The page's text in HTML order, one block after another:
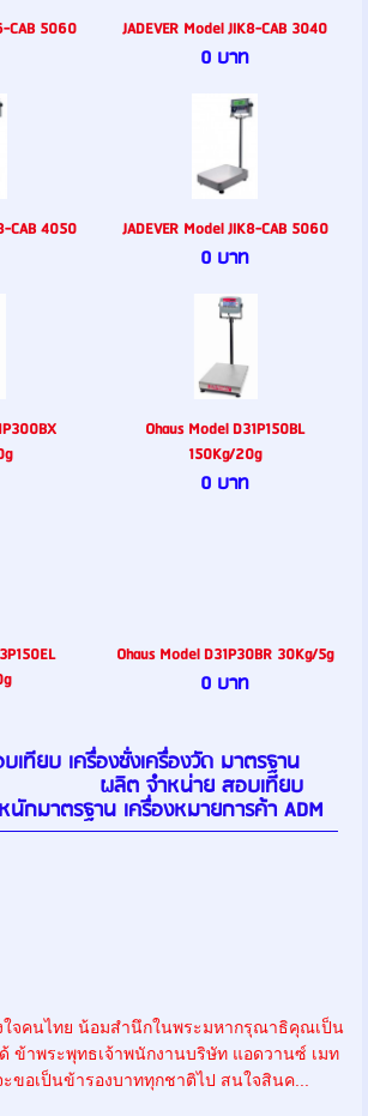
CAB 5060 JADEVER Model JIK8-CAB 3040
0 บาท
CAB 4050 JADEVER Model JIK8-CAB 5060
0 บาท
Ohaus Model D31P150BL
150Kg/20g
0 บาท
Ohaus Model D31P30BR 30Kg/5g
0 บาท
ทียบ เครื่องชั่งเครื่องวัด มาตรฐาน
ผลิต จำหน่าย สอบเทียบ
นักมาตรฐาน เครื่องหมายการค้า ADM
ใจคนไทย น้อมสำนึกในพระมหากรุณาธิคุณเป็น
ข้าพระพุทธเจ้าพนักงานบริษัท แอดวานซ์ เมท
ขอเป็นข้ารองบาททุกชาติไป สนใจสินค...